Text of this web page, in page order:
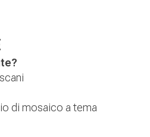
di mosaico a tema